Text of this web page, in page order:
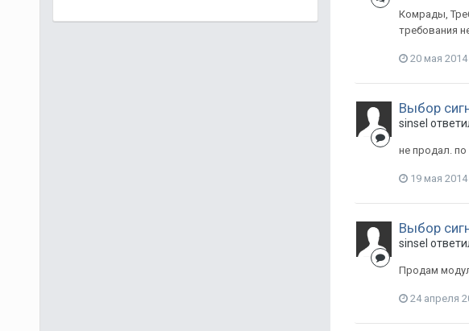
Комрады,
требования
20 мая 2014
Выбор
sinsel
не продал. по
19 мая 2014
Выбор
sinsel
Продам
24 апреля